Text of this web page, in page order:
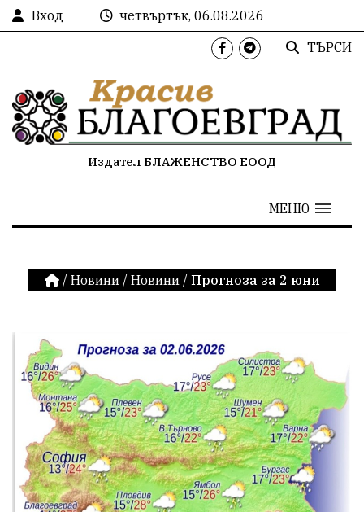
Вход
четвъртък, 06.08.2026
ТЪРСИ
Издател БЛАЖЕНСТВО ЕООД
МЕНЮ
/ Новини / Новини / Прогноза за 2 юни